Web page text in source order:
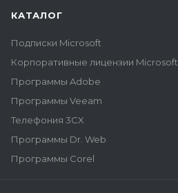
КАТАЛОГ
Подписки Microsoft
Корпоративные лицензии Microsoft
Программы Adobe
Программы Veeam
Телефония 3CX
Программы Dr. Web
Программы Corel